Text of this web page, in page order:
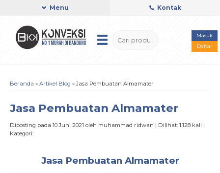
Menu Kontak
Masuk
Daftar
Beranda » Artikel Blog » Jasa Pembuatan Almamater
Jasa Pembuatan Almamater
Diposting pada 10 Juni 2021 oleh muhammad ridwan | Dilihat: 1.128 kali |
Kategori:
Jasa Pembuatan Almamater